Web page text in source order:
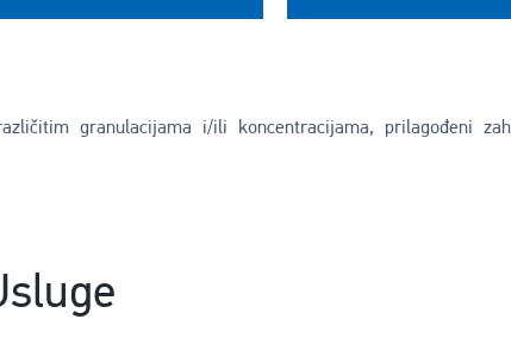
granulacijama i/ili koncentracijama, prilagođeni